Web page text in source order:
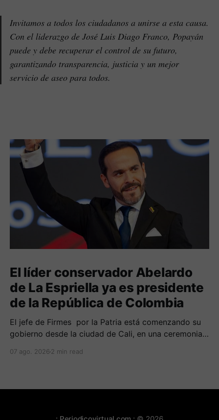
Invitamos a todos los ciudadanos a unirse a esta causa.
Con el liderazgo de José Luis Diago Franco, Popayán
puede y debe recuperar el control de su futuro,
garantizando transparencia, justicia y un mejor
servicio de aseo para todos.
El líder conservador Abelardo
de La Espriella ya es presidente
de la República de Colombia
El jefe de Firmes por la Patria está comenzando su
gobierno desde la ciudad de Cali, en una ceremonia
gobiernos conservadores.
07 ago. 2026 2 min read